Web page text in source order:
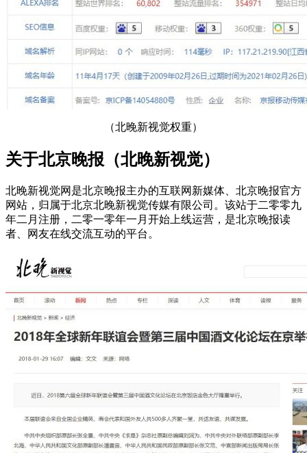
（北晚新视觉权重）
关于北京晚报（北晚新视觉）
北晚新视觉网是北京晚报主办的互联网新媒体、北京晚报官方
网站，归属于北京北晚新视觉传媒有限公司。该站于二零零九
年二月注册，二零一零年一月开始上线运营，是北京晚报读
者、网友在线交流互动的平台。